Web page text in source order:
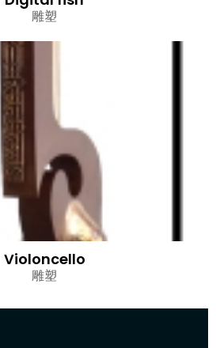
雕塑
Violoncello
雕塑